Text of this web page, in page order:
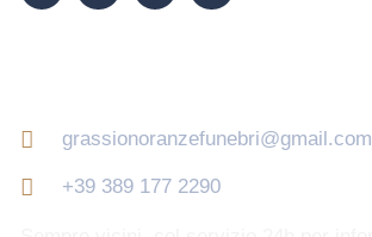
grassionoranzefunebri@gmail.com
+39 389 177 2290